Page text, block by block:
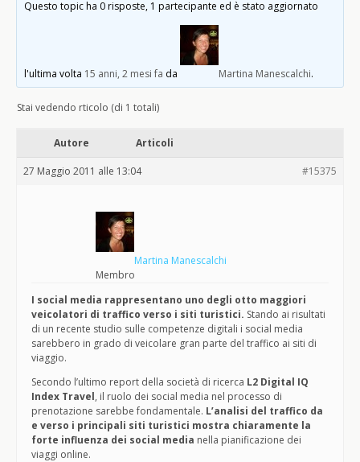
Questo topic ha 0 risposte, 1 partecipante ed è stato aggiornato
l'ultima volta 15 anni, 2 mesi fa da Martina Manescalchi.
Stai vedendo rticolo (di 1 totali)
Autore Articoli
27 Maggio 2011 alle 13:04 #15375
Martina Manescalchi
Membro
I social media rappresentano uno degli otto maggiori
veicolatori di traffico verso i siti turistici. Stando ai risultati
di un recente studio sulle competenze digitali i social media
sarebbero in grado di veicolare gran parte del traffico ai siti di
viaggio.
Secondo l’ultimo report della società di ricerca L2 Digital IQ
Index Travel, il ruolo dei social media nel processo di
prenotazione sarebbe fondamentale. L’analisi del traffico da
e verso i principali siti turistici mostra chiaramente la
forte influenza dei social media nella pianificazione dei
viaggi online.